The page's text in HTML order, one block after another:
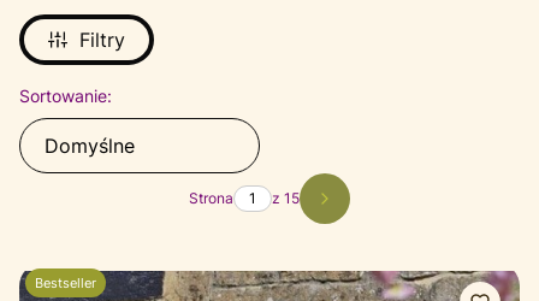
Filtry
Lista produktów
Sortowanie:
Domyślne
Strona z 15 Następne produkty
Bestseller